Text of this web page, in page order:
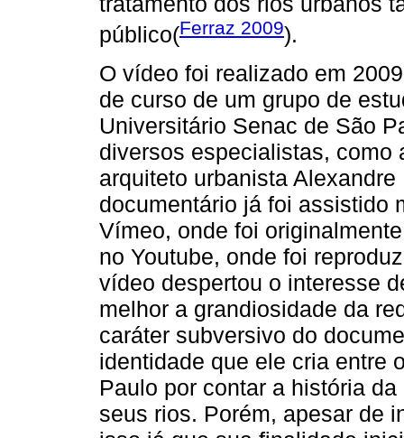
público(Ferraz 2009).
O vídeo foi realizado em
de curso de um grupo de
Universitário Senac de São
diversos especialistas, como
arquiteto urbanista
documentário já foi assistido
Vímeo, onde foi
no Youtube, onde foi
vídeo despertou o interesse
melhor a grandiosidade da
caráter subversivo do
identidade que ele cria entre
Paulo por contar a história
seus rios. Porém, apesar de